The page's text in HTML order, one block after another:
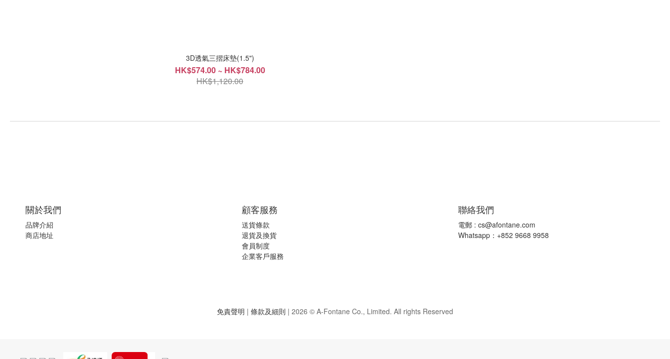
3D透氣三摺床墊(1.5")
HK$574.00 ~ HK$784.00
HK$1,120.00
關於我們
品牌介紹
商店地址
顧客服務
送貨條款
退貨及換貨
會員制度
企業客戶服務
聯絡我們
電郵 : cs@afontane.com
Whatsapp：+852 9668 9958
免責聲明 | 條款及細則 | 2026 © A-Fontane Co., Limited. All rights Reserved